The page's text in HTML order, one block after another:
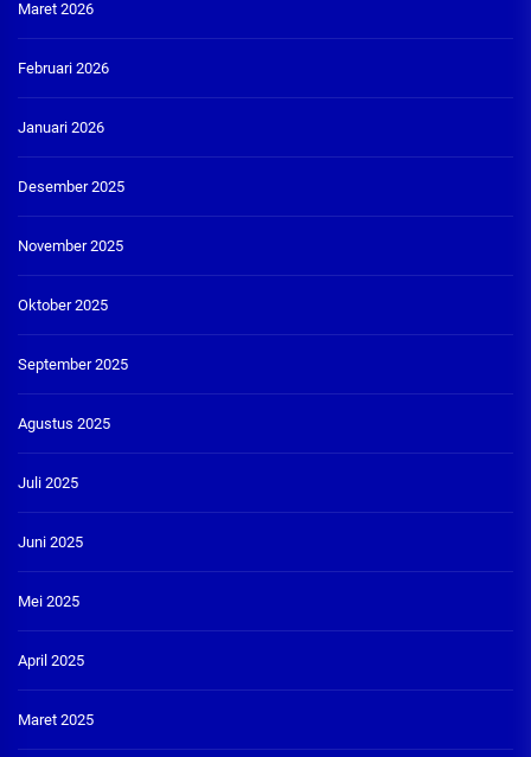
Maret 2026
Februari 2026
Januari 2026
Desember 2025
November 2025
Oktober 2025
September 2025
Agustus 2025
Juli 2025
Juni 2025
Mei 2025
April 2025
Maret 2025